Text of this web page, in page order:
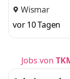
Wismar
vor 10 Tagen
Jobs von